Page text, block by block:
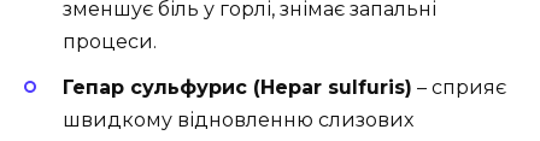
зменшує біль у горлі, знімає запальні
процеси.
Гепар сульфурис (Hepar sulfuris) – сприяє
швидкому відновленню слизових